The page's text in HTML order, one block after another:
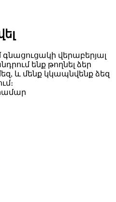
վերաբերյալ
ենք թողնել ձեր
և մենք կկապնվենք ձեզ